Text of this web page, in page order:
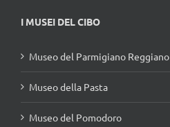
I MUSEI DEL CIBO
Museo del Parmigiano Reggiano
Museo della Pasta
Museo del Pomodoro